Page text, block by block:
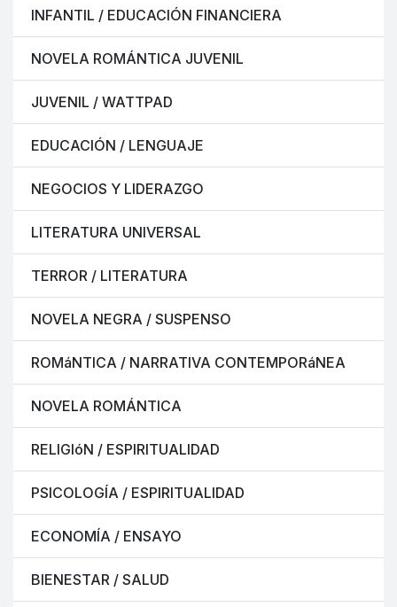
INFANTIL / EDUCACIÓN FINANCIERA
NOVELA ROMÁNTICA JUVENIL
JUVENIL / WATTPAD
EDUCACIÓN / LENGUAJE
NEGOCIOS Y LIDERAZGO
LITERATURA UNIVERSAL
TERROR / LITERATURA
NOVELA NEGRA / SUSPENSO
ROMáNTICA / NARRATIVA CONTEMPORáNEA
NOVELA ROMÁNTICA
RELIGIóN / ESPIRITUALIDAD
PSICOLOGÍA / ESPIRITUALIDAD
ECONOMÍA / ENSAYO
BIENESTAR / SALUD